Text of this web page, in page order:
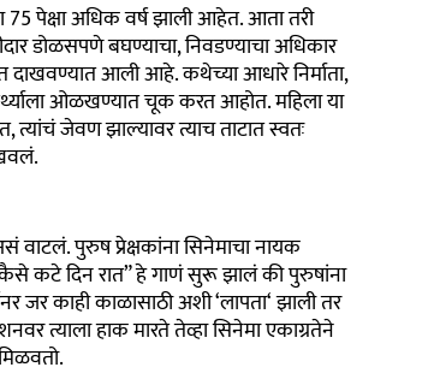
75पेक्षा अधिक वर्ष झाली आहेत. आता तरी
डोळसपणे बघण्याचा,निवडण्याचा अधिकार
दाखवण्यात आली आहे. कथेच्या आधारे निर्माता,
ओळखण्यात चूक करत आहोत. महिला या
,त्यांचं जेवण झाल्यावर त्याच ताटात स्वतः
वाटलं. पुरुष प्रेक्षकांना सिनेमाचा नायक
कटे दिन रात” हे गाणं सुरू झालं की पुरुषांना
जर काही काळासाठी अशी‘लापता‘झाली तर
त्याला हाक मारते तेव्हा सिनेमा एकाग्रतेने